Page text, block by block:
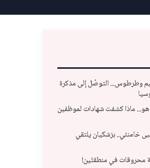
وطرطوس... التوصّل إلى مذكرة
ماذا كشفت شهادات لموظفين
خامنئي.. بزشكيان يلتقي
محروقات في منطقتَين!